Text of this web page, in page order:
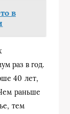
в
раз в год.
40 лет,
раньше
тем